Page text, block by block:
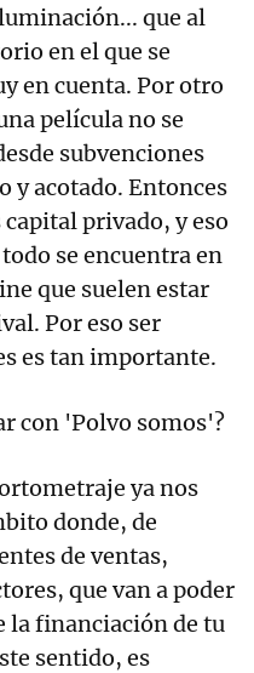
que al
en el que se
en cuenta. Por otro
película no se
subvenciones
y acotado. Entonces
privado, y eso
se encuentra en
que suelen estar
Por eso ser
es tan importante.
con 'Polvo somos'?
ya nos
donde, de
de ventas,
que van a poder
la financiación de tu
sentido, es